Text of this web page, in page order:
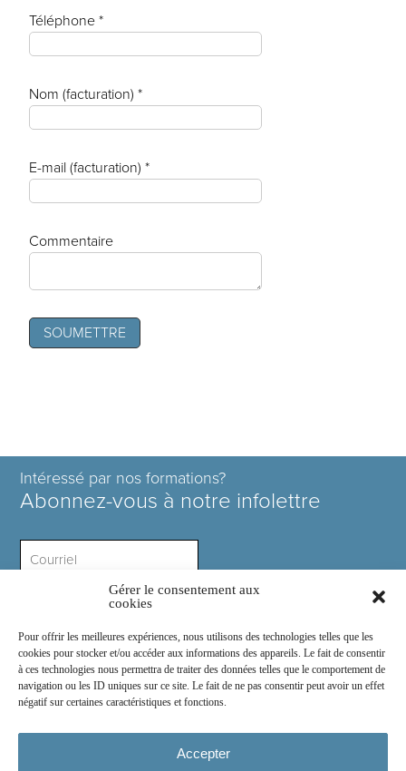
Gérer le consentement aux
cookies
Pour offrir les meilleures expériences, nous utilisons des technologies telles que les
cookies pour stocker et/ou accéder aux informations des appareils. Le fait de consentir
à ces technologies nous permettra de traiter des données telles que le comportement de
navigation ou les ID uniques sur ce site. Le fait de ne pas consentir peut avoir un effet
négatif sur certaines caractéristiques et fonctions.
Accepter
Téléphone *
Nom (facturation) *
E-mail (facturation) *
Commentaire
Intéressé par nos formations?
Abonnez-vous à notre infolettre